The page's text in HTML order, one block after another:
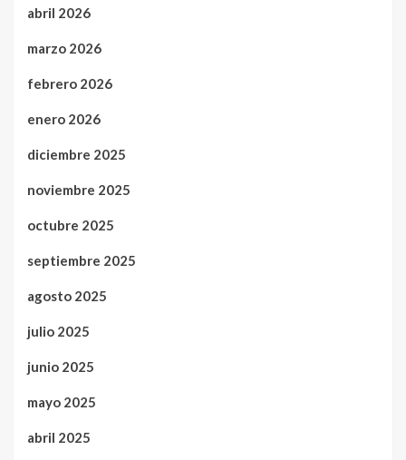
abril 2026
marzo 2026
febrero 2026
enero 2026
diciembre 2025
noviembre 2025
octubre 2025
septiembre 2025
agosto 2025
julio 2025
junio 2025
mayo 2025
abril 2025